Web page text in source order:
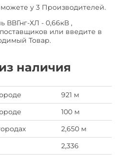
можете у 3 Производителей.
ВВГнг-ХЛ - 0,66кВ ,
или введите в
Товар.
наличия
921 м
100 м
2,650 м
2,336